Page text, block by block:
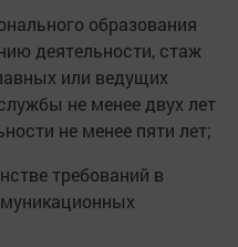
образования
деятельности, стаж
или ведущих
не менее двух лет
не менее пяти лет;
требований в